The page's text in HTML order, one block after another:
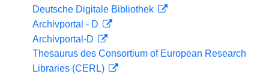
Deutsche Digitale Bibliothek
Archivportal - D
Archivportal-D
Thesaurus des Consortium of European Research
Libraries (CERL)